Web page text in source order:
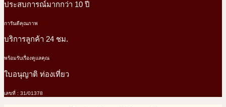
ประสบการณ์มากกว่า 10 ปี
การันตีคุณภาพ
บริการลูกค้า 24 ชม.
พร้อมรับเรื่องดูแลคุณ
ใบอนุญาติ ท่องเที่ยว
เลขที่ : 31/01378